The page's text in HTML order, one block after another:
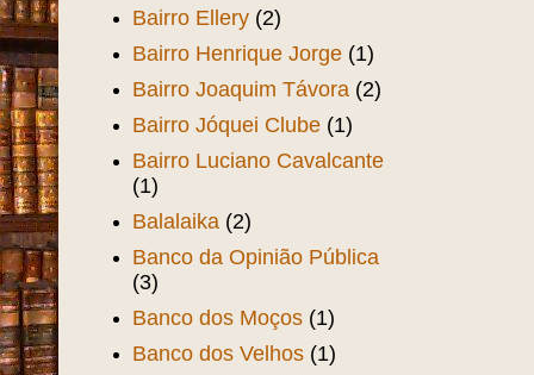
Bairro Ellery (2)
Bairro Henrique Jorge (1)
Bairro Joaquim Távora (2)
Bairro Jóquei Clube (1)
Bairro Luciano Cavalcante
(1)
Balalaika (2)
Banco da Opinião Pública
(3)
Banco dos Moços (1)
Banco dos Velhos (1)